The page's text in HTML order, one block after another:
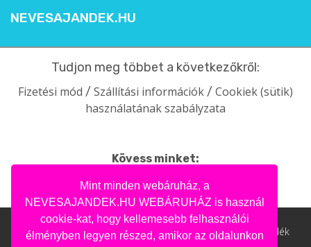
Mint minden webáruház, a
NEVESAJANDEK.HU WEBÁRUHÁZ is használ
cookie-kat, hogy kellemesebb felhasználói
élményben legyen részed, amikor az oldalunkon
NEVESAJANDEK.HU
Tudjon meg többet a következőkről:
Fizetési mód / Szállítási információk / Cookiek (sütik)
használatának szabályzata
Kövess minket:
facebook
intagram
pinterest
youtube
Nevesajandek.hu © 2004- 2020 | Ajándék webáruház, ajándék